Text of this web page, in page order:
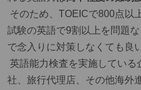
そのため、TOEICで800点以
試験の英語で9割以上を問題
で念入りに対策しなくても良
英語能力検査を実施してい
社、旅行代理店、その他海外